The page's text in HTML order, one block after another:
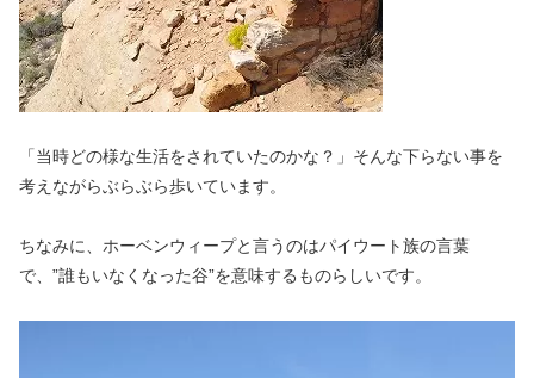
「当時どの様な生活をされていたのかな？」そんな下らない事を
考えながらぶらぶら歩いています。
ちなみに、ホーベンウィープと言うのはパイウート族の言葉
で、”誰もいなくなった谷”を意味するものらしいです。